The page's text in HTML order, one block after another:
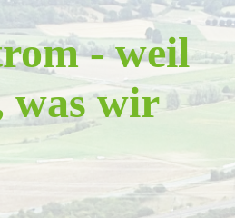
- weil
was wir